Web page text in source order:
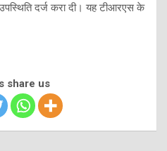
दर्ज करा दी। यह टीआरएस के
share us